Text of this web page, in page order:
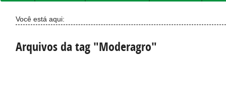
Você está aqui:
Arquivos da tag "Moderagro"